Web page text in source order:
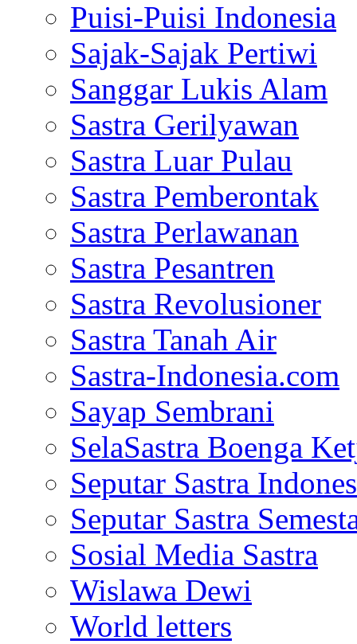
Puisi-Puisi Indonesia
Sajak-Sajak Pertiwi
Sanggar Lukis Alam
Sastra Gerilyawan
Sastra Luar Pulau
Sastra Pemberontak
Sastra Perlawanan
Sastra Pesantren
Sastra Revolusioner
Sastra Tanah Air
Sastra-Indonesia.com
Sayap Sembrani
SelaSastra Boenga
Seputar Sastra
Seputar Sastra
Sosial Media Sastra
Wislawa Dewi
World letters